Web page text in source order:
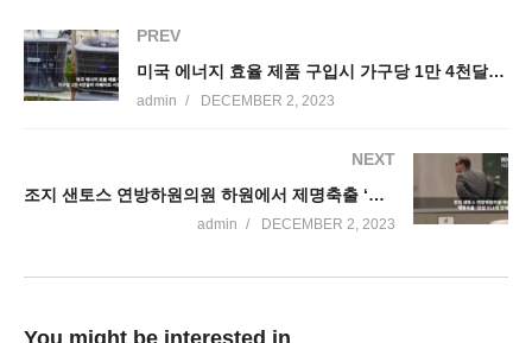
PREV
미국 에너지 효율 제품 구입시 가구당 1만 4천달러 리베이트 시행 임박
admin DECEMBER 2, 2023
NEXT
조지 샌토스 연방하원의원 하원에서 제명축출 ‘찬성 311대 반대 114’
admin DECEMBER 2, 2023